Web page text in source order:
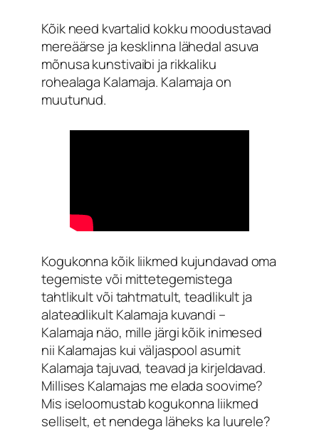
Kõik need kvartalid kokku moodustavad
mereäärse ja kesklinna lähedal asuva
mõnusa kunstivaibi ja rikkaliku
rohealaga Kalamaja. Kalamaja on
muutunud.
Kogukonna kõik liikmed kujundavad oma
tegemiste või mittetegemistega
tahtlikult või tahtmatult, teadlikult ja
alateadlikult Kalamaja kuvandi –
Kalamaja näo, mille järgi kõik inimesed
nii Kalamajas kui väljaspool asumit
Kalamaja tajuvad, teavad ja kirjeldavad.
Millises Kalamajas me elada soovime?
Mis iseloomustab kogukonna liikmed
selliselt, et nendega läheks ka luurele?